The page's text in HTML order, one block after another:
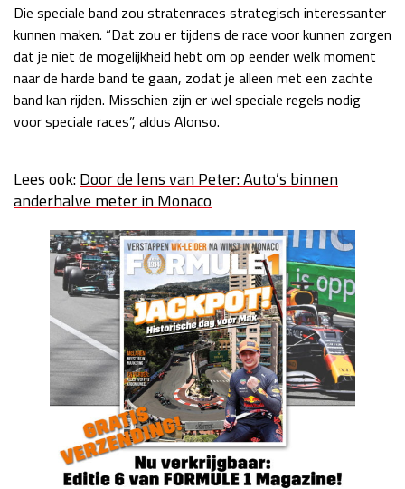
Die speciale band zou stratenraces strategisch interessanter
kunnen maken. “Dat zou er tijdens de race voor kunnen zorgen
dat je niet de mogelijkheid hebt om op eender welk moment
naar de harde band te gaan, zodat je alleen met een zachte
band kan rijden. Misschien zijn er wel speciale regels nodig
voor speciale races”, aldus Alonso.
Lees ook:Door de lens van Peter: Auto’s binnen
anderhalve meter in Monaco